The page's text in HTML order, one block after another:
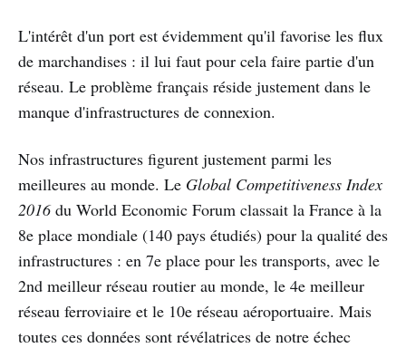
L'intérêt d'un port est évidemment qu'il favorise les flux
de marchandises : il lui faut pour cela faire partie d'un
réseau. Le problème français réside justement dans le
manque d'infrastructures de connexion.
Nos infrastructures figurent justement parmi les
meilleures au monde. Le Global Competitiveness Index
2016du World Economic Forum classait la France à la
8e place mondiale (140 pays étudiés) pour la qualité des
infrastructures : en 7e place pour les transports, avec le
2nd meilleur réseau routier au monde, le 4e meilleur
réseau ferroviaire et le 10e réseau aéroportuaire. Mais
toutes ces données sont révélatrices de notre échec